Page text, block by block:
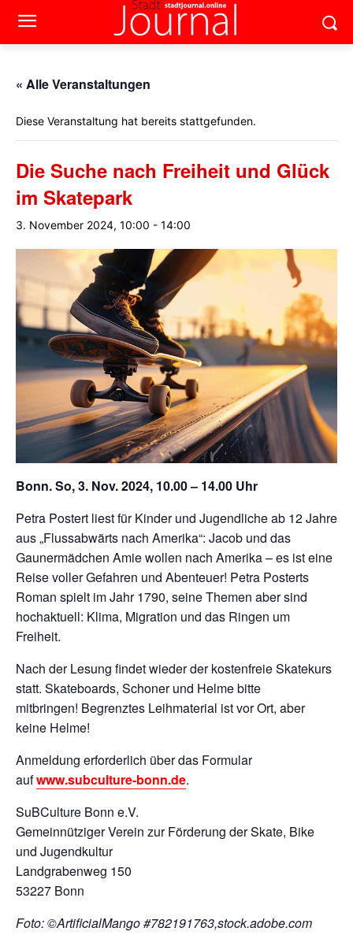
« Alle Veranstaltungen
Diese Veranstaltung hat bereits stattgefunden.
Die Suche nach Freiheit und Glück
im Skatepark
3. November 2024, 10:00 - 14:00
Bonn. So, 3. Nov. 2024, 10.00 – 14.00 Uhr
Petra Postert liest für Kinder und Jugendliche ab 12 Jahre
aus „Flussabwärts nach Amerika“: Jacob und das
Gaunermädchen Amie wollen nach Amerika – es ist eine
Reise voller Gefahren und Abenteuer! Petra Posterts
Roman spielt im Jahr 1790, seine Themen aber sind
hochaktuell: Klima, Migration und das Ringen um
Freiheit.
Nach der Lesung findet wieder der kostenfreie Skatekurs
statt. Skateboards, Schoner und Helme bitte
mitbringen! Begrenztes Leihmaterial ist vor Ort, aber
keine Helme!
Anmeldung erforderlich über das Formular
aufwww.subculture-bonn.de.
SuBCulture Bonn e.V.
Gemeinnütziger Verein zur Förderung der Skate, Bike
und Jugendkultur
Landgrabenweg 150
53227 Bonn
Foto: ©ArtificialMango #782191763,stock.adobe.com